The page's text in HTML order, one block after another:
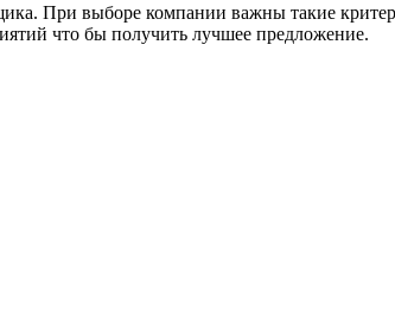
При выборе компании важны такие
что бы получить лучшее предложение.